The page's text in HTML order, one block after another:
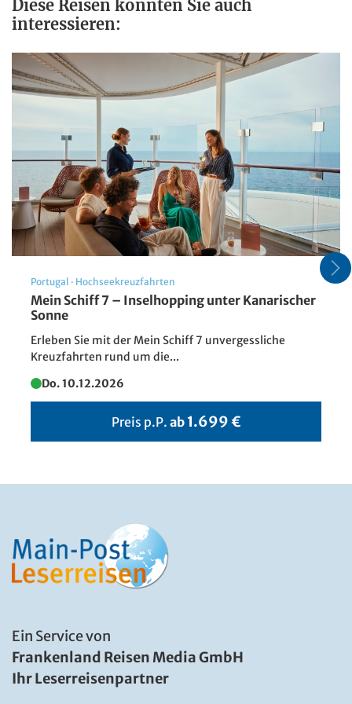
Schöne Landschaft von Meteora
mit religiösem Kloster in den
Sommerferien,Griechenland -
Europa
©cristianbalate - stock.adobe.com
Bildmaterial: bluedolphinhotel.eu
Diese Reisen könnten Sie auch
interessieren:
Portugal · Hochseekreuzfahrten
Mein Schiff 7 – Inselhopping unter Kanarischer
Sonne
Erleben Sie mit der Mein Schiff 7 unvergessliche
Kreuzfahrten rund um die...
Do. 10.12.2026
Preis p.P. ab 1.699 €
Ein Service von
Frankenland Reisen Media GmbH
Ihr Leserreisenpartner